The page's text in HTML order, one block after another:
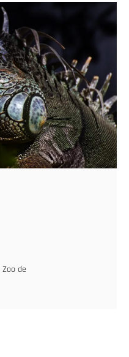
Zoo de